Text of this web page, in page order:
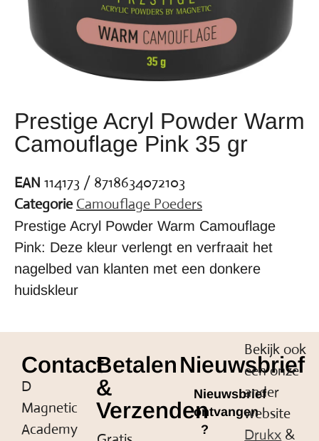
Prestige Acryl Powder Warm
Camouflage Pink 35 gr
EAN 114173 / 8718634072103
Categorie Camouflage Poeders
Prestige Acryl Powder Warm Camouflage
Pink: Deze kleur verlengt en verfraait het
nagelbed van klanten met een donkere
huidskleur
Contact
D
Magnetic
Academy
Betalen
&
Verzenden
Nieuwsbrief
Nieuwsbrief
ontvangen
?
Bekijk ook
een onze
ander
website
Drukx &